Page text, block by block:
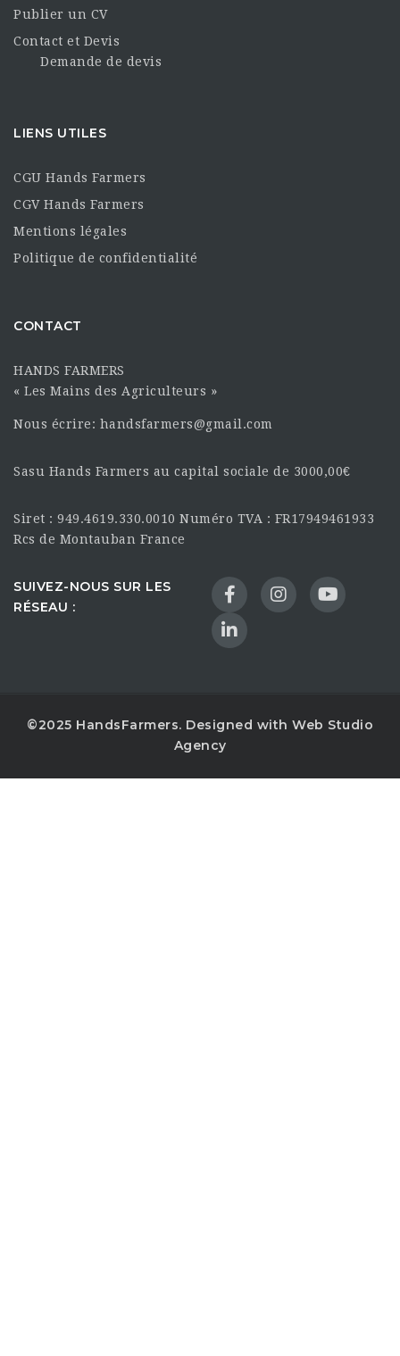
Publier un CV
Contact et Devis
Demande de devis
LIENS UTILES
CGU Hands Farmers
CGV Hands Farmers
Mentions légales
Politique de confidentialité
CONTACT
HANDS FARMERS
« Les Mains des Agriculteurs »
Nous écrire: handsfarmers@gmail.com
Sasu Hands Farmers au capital sociale de 3000,00€
Siret : 949.4619.330.0010 Numéro TVA : FR17949461933
Rcs de Montauban France
SUIVEZ-NOUS SUR LES
RÉSEAU :
©2025 HandsFarmers. Designed with Web Studio
Agency